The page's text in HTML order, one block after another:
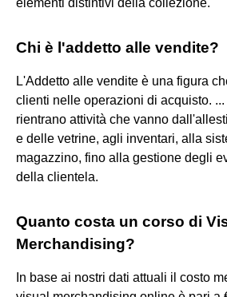
Chi è l'addetto alle vendite?
L'Addetto alle vendite è una figura
clienti nelle operazioni di acquisto.
rientrano attività che vanno
e delle vetrine, agli inventari, alla
magazzino, fino alla gestione degli
della clientela.
Quanto costa un corso di
Merchandising?
In base ai nostri dati attuali il costo